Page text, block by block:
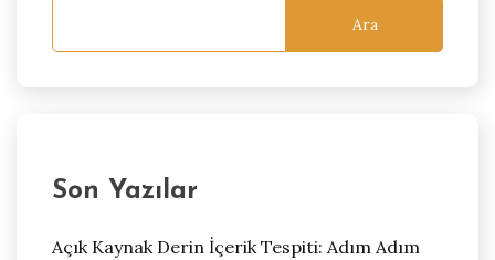
Ara
Son Yazılar
Açık Kaynak Derin İçerik Tespiti: Adım Adım